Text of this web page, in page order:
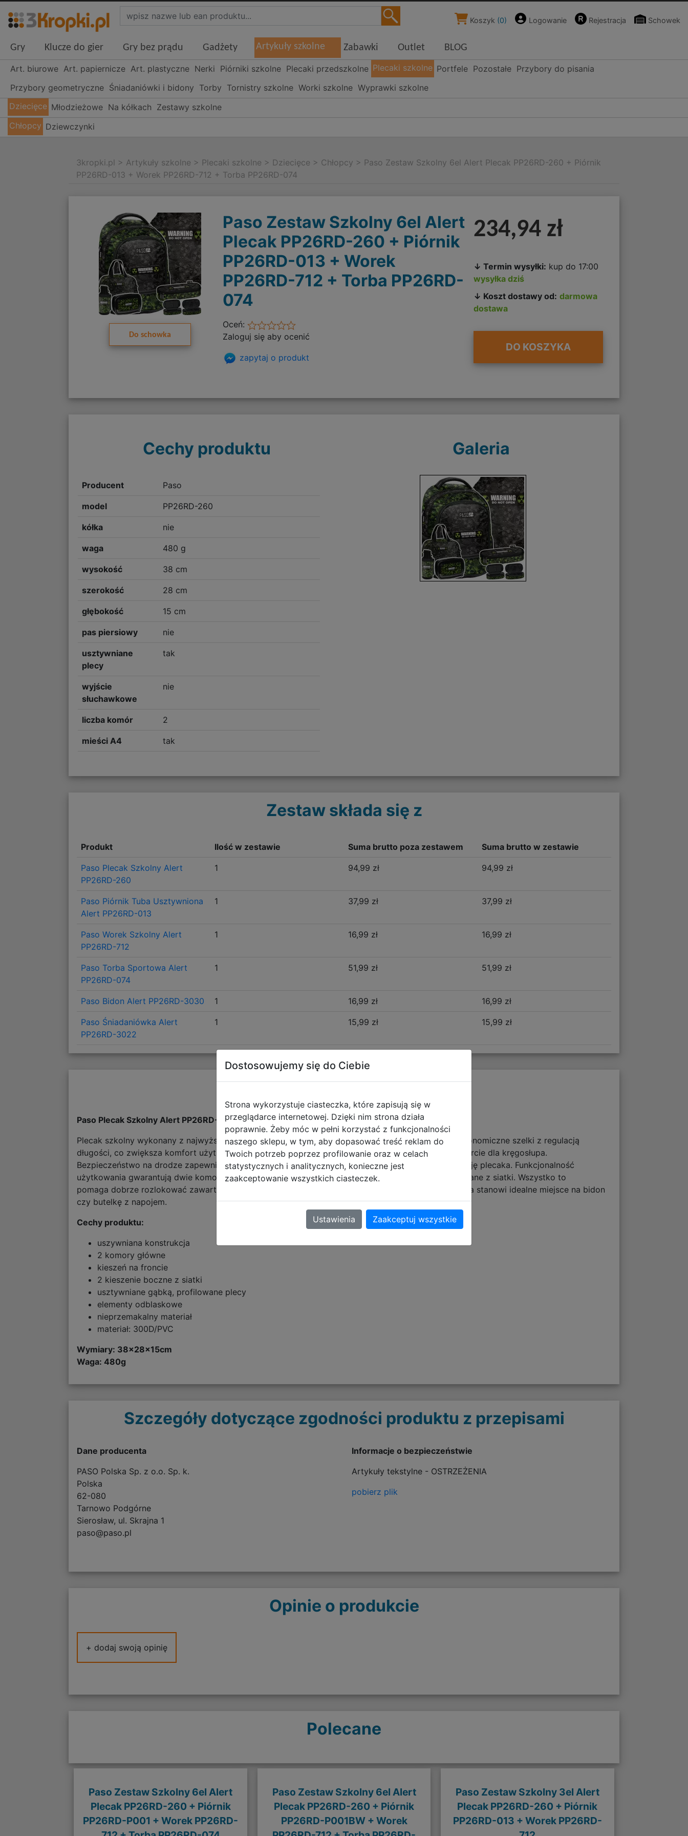
Koszyk (0) Logowanie Rejestracja Schowek
Gry Klucze do gier Gry bez prądu Gadżety Artykuły szkolne Zabawki Outlet BLOG
Art. biurowe Art. papiernicze Art. plastyczne Nerki Piórniki szkolne Plecaki przedszkolne Plecaki szkolne Portfele Pozostałe Przybory do pisania
Przybory geometryczne Śniadaniówki i bidony Torby Tornistry szkolne Worki szkolne Wyprawki szkolne
Dziecięce Młodzieżowe Na kółkach Zestawy szkolne
Chłopcy Dziewczynki
3kropki.pl > Artykuły szkolne > Plecaki szkolne > Dziecięce > Chłopcy > Paso Zestaw Szkolny 6el Alert Plecak PP26RD-260 + Piórnik
PP26RD-013 + Worek PP26RD-712 + Torba PP26RD-074
Do schowka
Paso Zestaw Szkolny 6el Alert
Plecak PP26RD-260 + Piórnik
PP26RD-013 + Worek
PP26RD-712 + Torba PP26RD-
074
Oceń:
Zaloguj się aby ocenić
zapytaj o produkt
234,94 zł
↓ Termin wysyłki: kup do 17:00
wysyłka dziś
↓ Koszt dostawy od: darmowa
dostawa
DO KOSZYKA
Cechy produktu
Producent Paso
model PP26RD-260
kółka nie
waga 480 g
wysokość 38 cm
szerokość 28 cm
głębokość 15 cm
pas piersiowy nie
usztywniane
plecy
tak
wyjście
słuchawkowe
nie
liczba komór 2
mieści A4 tak
Galeria
Zestaw składa się z
Produkt Ilość w zestawie Suma brutto poza zestawem Suma brutto w zestawie
Paso Plecak Szkolny Alert
PP26RD-260
1 94,99 zł 94,99 zł
Paso Piórnik Tuba Usztywniona
Alert PP26RD-013
1 37,99 zł 37,99 zł
Paso Worek Szkolny Alert
PP26RD-712
1 16,99 zł 16,99 zł
Paso Torba Sportowa Alert
PP26RD-074
1 51,99 zł 51,99 zł
Paso Bidon Alert PP26RD-3030 1 16,99 zł 16,99 zł
Paso Śniadaniówka Alert
PP26RD-3022
1 15,99 zł 15,99 zł
Opis produktu
Paso Plecak Szkolny Alert PP26RD-260
Plecak szkolny wykonany z najwyższej jakości materiałów. Jest lekki, posiada miękkie, szerokie, ergonomiczne szelki z regulacją
długości, co zwiększa komfort użytkowania. Usztywniane dno oraz plecy stanowią doskonałe podparcie dla kręgosłupa.
Bezpieczeństwo na drodze zapewniają liczne elementy odblaskowe, które stanowią również dekorację plecaka. Funkcjonalność
użytkowania gwarantują dwie komory główne, kieszeń na froncie oraz dwie kieszenie boczne wykonane z siatki. Wszystko to
pomaga dobrze rozlokować zawartość i utrzymać porządek w plecaku. Boczna elastyczna kieszonka stanowi idealne miejsce na bidon
czy butelkę z napojem.
Cechy produktu:
uszywniana konstrukcja
2 komory główne
kieszeń na froncie
2 kieszenie boczne z siatki
usztywniane gąbką, profilowane plecy
elementy odblaskowe
nieprzemakalny materiał
materiał: 300D/PVC
Wymiary: 38x28x15cm
Waga: 480g
Szczegóły dotyczące zgodności produktu z przepisami
Dane producenta
PASO Polska Sp. z o.o. Sp. k.
Polska
62-080
Tarnowo Podgórne
Sierosław, ul. Skrajna 1
paso@paso.pl
Informacje o bezpieczeństwie
Artykuły tekstylne - OSTRZEŻENIA
pobierz plik
Opinie o produkcie
+ dodaj swoją opinię
Polecane
Paso Zestaw Szkolny 6el Alert
Plecak PP26RD-260 + Piórnik
PP26RD-P001 + Worek PP26RD-
Paso Zestaw Szkolny 6el Alert
Plecak PP26RD-260 + Piórnik
PP26RD-P001BW + Worek
Paso Zestaw Szkolny 3el Alert
Plecak PP26RD-260 + Piórnik
PP26RD-013 + Worek PP26RD-
Dostosowujemy się do Ciebie
Strona wykorzystuje ciasteczka, które zapisują się w
przeglądarce internetowej. Dzięki nim strona działa
poprawnie. Żeby móc w pełni korzystać z funkcjonalności
naszego sklepu, w tym, aby dopasować treść reklam do
Twoich potrzeb poprzez profilowanie oraz w celach
statystycznych i analitycznych, konieczne jest
zaakceptowanie wszystkich ciasteczek.
Ustawienia Zaakceptuj wszystkie